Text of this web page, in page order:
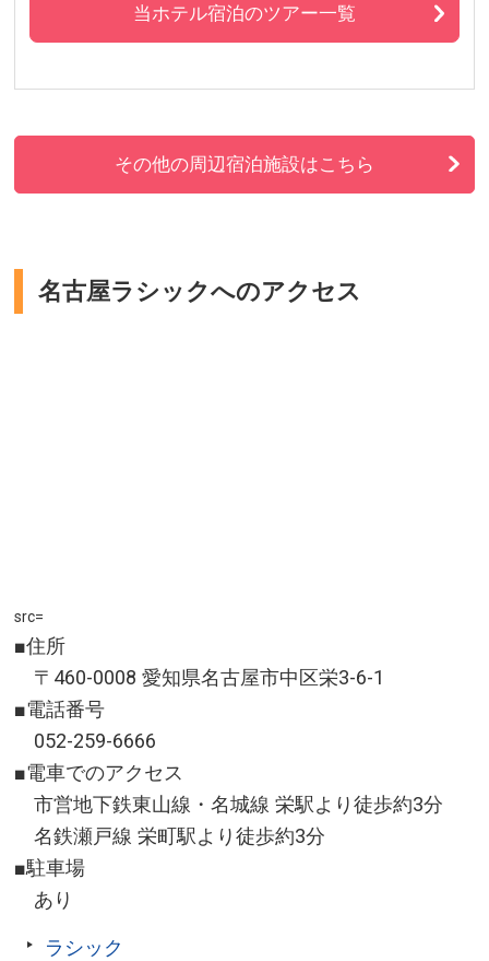
当ホテル宿泊のツアー一覧
その他の周辺宿泊施設はこちら
名古屋ラシックへのアクセス
src=
■住所
〒460-0008 愛知県名古屋市中区栄3-6-1
■電話番号
052-259-6666
■電車でのアクセス
市営地下鉄東山線・名城線 栄駅より徒歩約3分
名鉄瀬戸線 栄町駅より徒歩約3分
■駐車場
あり
ラシック